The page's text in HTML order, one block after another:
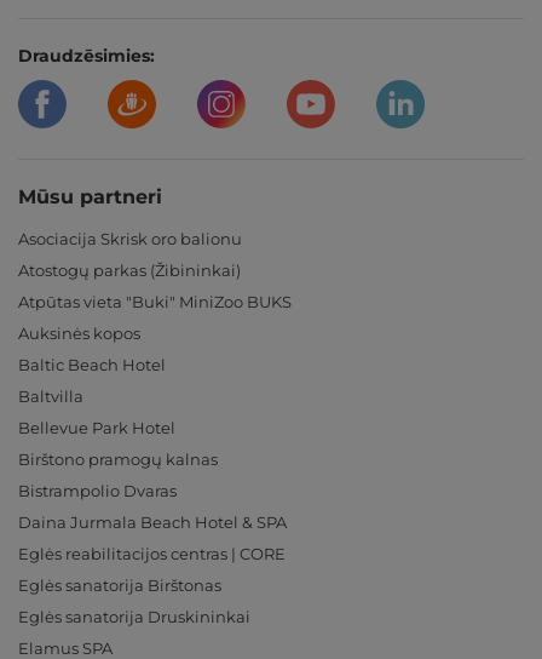
Draudzēsimies:
Mūsu partneri
Asociacija Skrisk oro balionu
Atostogų parkas (Žibininkai)
Atpūtas vieta "Buki" MiniZoo BUKS
Auksinės kopos
Baltic Beach Hotel
Baltvilla
Bellevue Park Hotel
Birštono pramogų kalnas
Bistrampolio Dvaras
Daina Jurmala Beach Hotel & SPA
Eglės reabilitacijos centras | CORE
Eglės sanatorija Birštonas
Eglės sanatorija Druskininkai
Elamus SPA